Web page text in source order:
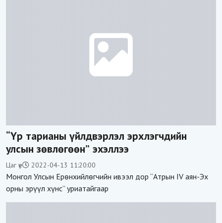
“Үр тарианы үйлдвэрлэл эрхлэгчдийн
улсын зөвлөгөөн” эхэллээ
Цаг үе 2022-04-13 11:20:00
Монгол Улсын Ерөнхийлөгчийн ивээл дор “Атрын IV аян-Эх
орны эрүүл хүнс” уриатайгаар